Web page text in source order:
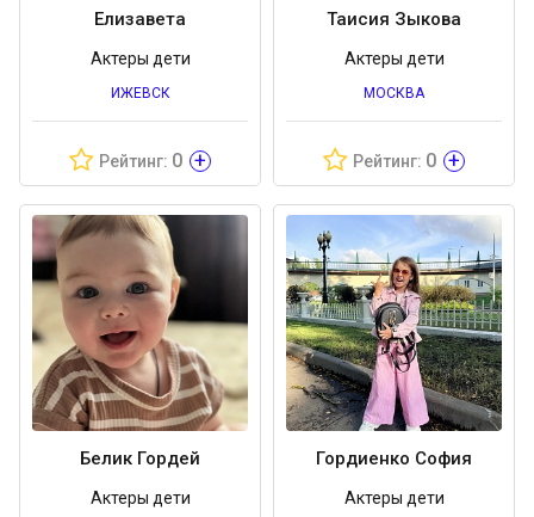
Елизавета
Актеры дети
ИЖЕВСК
Рейтинг: 0 +
Таисия Зыкова
Актеры дети
МОСКВА
Рейтинг: 0 +
Белик Гордей
Актеры дети
Гордиенко София
Актеры дети